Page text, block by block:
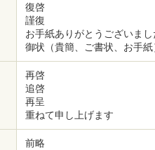
復啓
謹復
お手紙ありがとうございまし
御状（貴簡、ご書状、お手
再啓
追啓
再呈
重ねて申し上げます
前略